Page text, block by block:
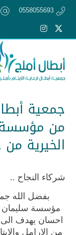
0558055693
جمعية
من مؤسسة
الخيرية
شركاء النجاح ..
بفضل الله
مؤسسة سليمان
احسان يهدف الى
من الارامل